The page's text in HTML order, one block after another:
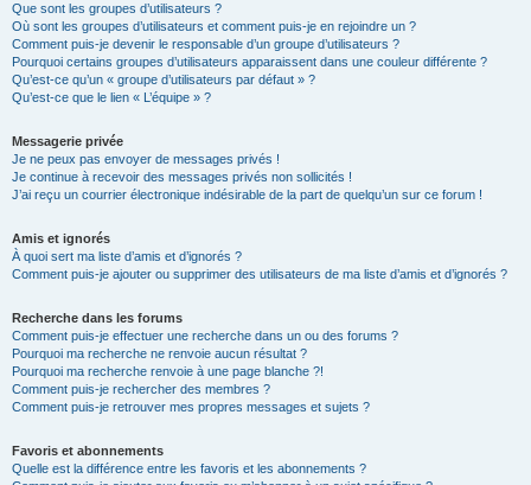
Que sont les groupes d’utilisateurs ?
Où sont les groupes d’utilisateurs et comment puis-je en rejoindre un ?
Comment puis-je devenir le responsable d’un groupe d’utilisateurs ?
Pourquoi certains groupes d’utilisateurs apparaissent dans une couleur différente ?
Qu’est-ce qu’un « groupe d’utilisateurs par défaut » ?
Qu’est-ce que le lien « L’équipe » ?
Messagerie privée
Je ne peux pas envoyer de messages privés !
Je continue à recevoir des messages privés non sollicités !
J’ai reçu un courrier électronique indésirable de la part de quelqu’un sur ce forum !
Amis et ignorés
À quoi sert ma liste d’amis et d’ignorés ?
Comment puis-je ajouter ou supprimer des utilisateurs de ma liste d’amis et d’ignorés ?
Recherche dans les forums
Comment puis-je effectuer une recherche dans un ou des forums ?
Pourquoi ma recherche ne renvoie aucun résultat ?
Pourquoi ma recherche renvoie à une page blanche ?!
Comment puis-je rechercher des membres ?
Comment puis-je retrouver mes propres messages et sujets ?
Favoris et abonnements
Quelle est la différence entre les favoris et les abonnements ?